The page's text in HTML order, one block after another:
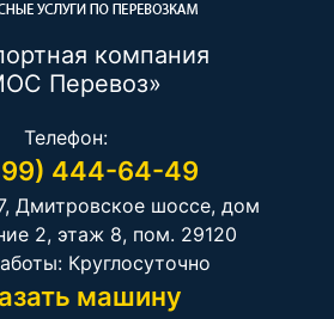
компания
Перевоз»
Телефон:
444-64-49
Дмитровское шоссе, дом
2, этаж 8, пом. 29120
Круглосуточно
машину